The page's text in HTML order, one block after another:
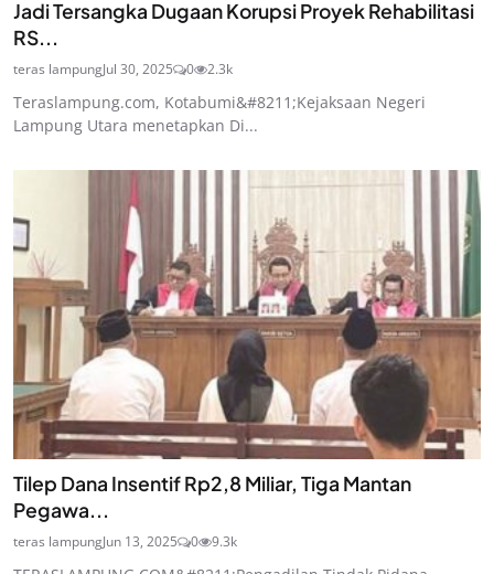
Jadi Tersangka Dugaan Korupsi Proyek Rehabilitasi
RS...
teras lampungJul 30, 2025 0 2.3k
Teraslampung.com, Kotabumi&#8211;Kejaksaan Negeri
Lampung Utara menetapkan Di...
Tilep Dana Insentif Rp2,8 Miliar, Tiga Mantan
Pegawa...
teras lampungJun 13, 2025 0 9.3k